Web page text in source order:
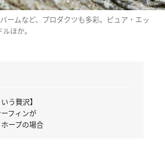
ームなど、プロダクツも多彩。ピュア・エッ
ほか。
う贅沢】
フィンが
ープの場合